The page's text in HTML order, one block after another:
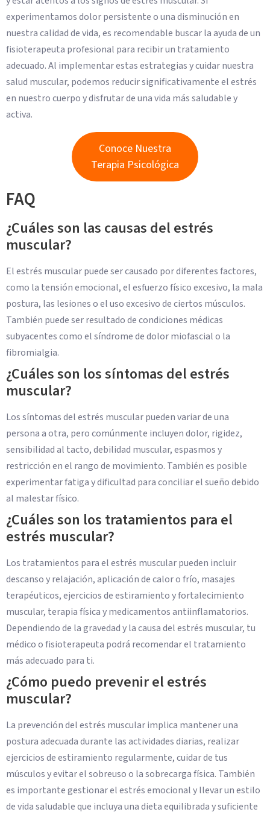
experimentamos dolor persistente o una disminución en
nuestra calidad de vida, es recomendable buscar la ayuda de un
fisioterapeuta profesional para recibir un tratamiento
adecuado. Al implementar estas estrategias y cuidar nuestra
salud muscular, podemos reducir significativamente el estrés
en nuestro cuerpo y disfrutar de una vida más saludable y
activa.
Conoce Nuestra
Terapia Psicológica
FAQ
¿Cuáles son las causas del estrés
muscular?
El estrés muscular puede ser causado por diferentes factores,
como la tensión emocional, el esfuerzo físico excesivo, la mala
postura, las lesiones o el uso excesivo de ciertos músculos.
También puede ser resultado de condiciones médicas
subyacentes como el síndrome de dolor miofascial o la
fibromialgia.
¿Cuáles son los síntomas del estrés
muscular?
Los síntomas del estrés muscular pueden variar de una
persona a otra, pero comúnmente incluyen dolor, rigidez,
sensibilidad al tacto, debilidad muscular, espasmos y
restricción en el rango de movimiento. También es posible
experimentar fatiga y dificultad para conciliar el sueño debido
al malestar físico.
¿Cuáles son los tratamientos para el
estrés muscular?
Los tratamientos para el estrés muscular pueden incluir
descanso y relajación, aplicación de calor o frío, masajes
terapéuticos, ejercicios de estiramiento y fortalecimiento
muscular, terapia física y medicamentos antiinflamatorios.
Dependiendo de la gravedad y la causa del estrés muscular, tu
médico o fisioterapeuta podrá recomendar el tratamiento
más adecuado para ti.
¿Cómo puedo prevenir el estrés
muscular?
La prevención del estrés muscular implica mantener una
postura adecuada durante las actividades diarias, realizar
ejercicios de estiramiento regularmente, cuidar de tus
músculos y evitar el sobreuso o la sobrecarga física. También
es importante gestionar el estrés emocional y llevar un estilo
de vida saludable que incluya una dieta equilibrada y suficiente